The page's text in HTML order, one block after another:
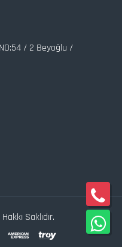
/ 2 Beyoğlu /
Saklıdır.